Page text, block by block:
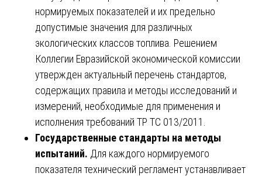
нормируемых показателей и их предельно
допустимые значения для различных
экологических классов топлива. Решением
Коллегии Евразийской экономической комиссии
утвержден актуальный перечень стандартов,
содержащих правила и методы исследований и
измерений, необходимые для применения и
исполнения требований ТР ТС 013/2011.
Государственные стандарты на методы
испытаний. Для каждого нормируемого
показателя технический регламент устанавливает